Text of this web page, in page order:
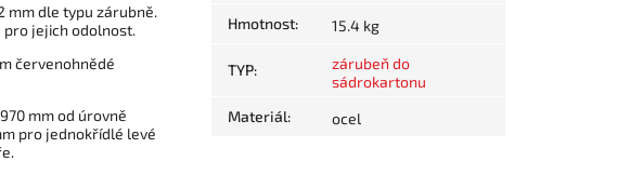
mm dle typu zárubně.
pro jejich odolnost.
červenohnědé
mm od úrovně
pro jednokřídlé levé
Hmotnost: 15.4 kg
TYP:
zárubeň do
sádrokartonu
Materiál: ocel